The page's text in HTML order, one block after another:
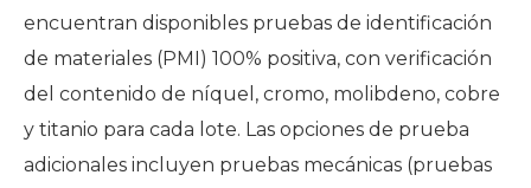
encuentran disponibles pruebas de identificación
de materiales (PMI) 100% positiva, con verificación
del contenido de níquel, cromo, molibdeno, cobre
y titanio para cada lote. Las opciones de prueba
adicionales incluyen pruebas mecánicas (pruebas